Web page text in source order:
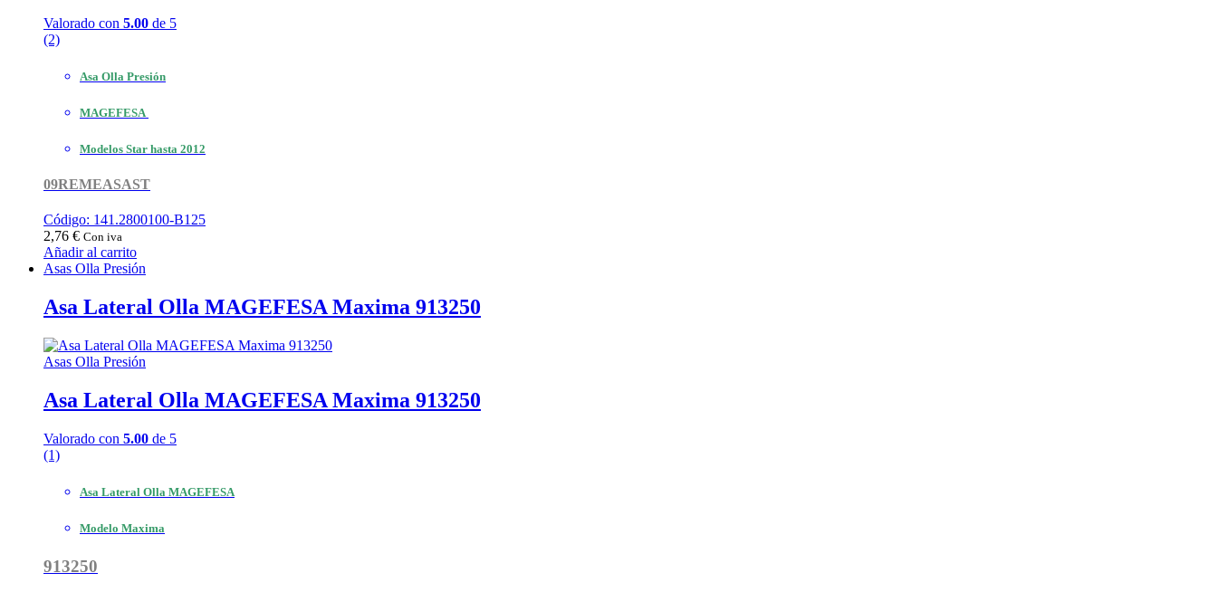
Valorado con 5.00 de 5
(2)
Asa Olla Presión
MAGEFESA
Modelos Star hasta 2012
09REMEASAST
Código: 141.2800100-B125
2,76 € Con iva
Añadir al carrito
Asas Olla Presión
Asa Lateral Olla MAGEFESA Maxima 913250
Asas Olla Presión
Asa Lateral Olla MAGEFESA Maxima 913250
Valorado con 5.00 de 5
(1)
Asa Lateral Olla MAGEFESA
Modelo Maxima
913250